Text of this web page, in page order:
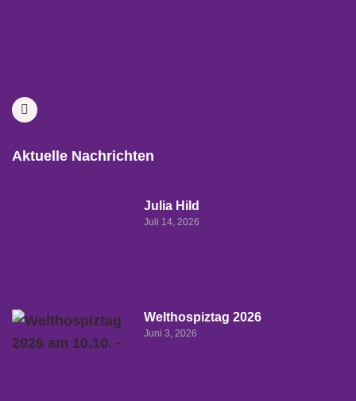
Aktuelle Nachrichten
Julia Hild
Juli 14, 2026
Welthospiztag 2026
Juni 3, 2026